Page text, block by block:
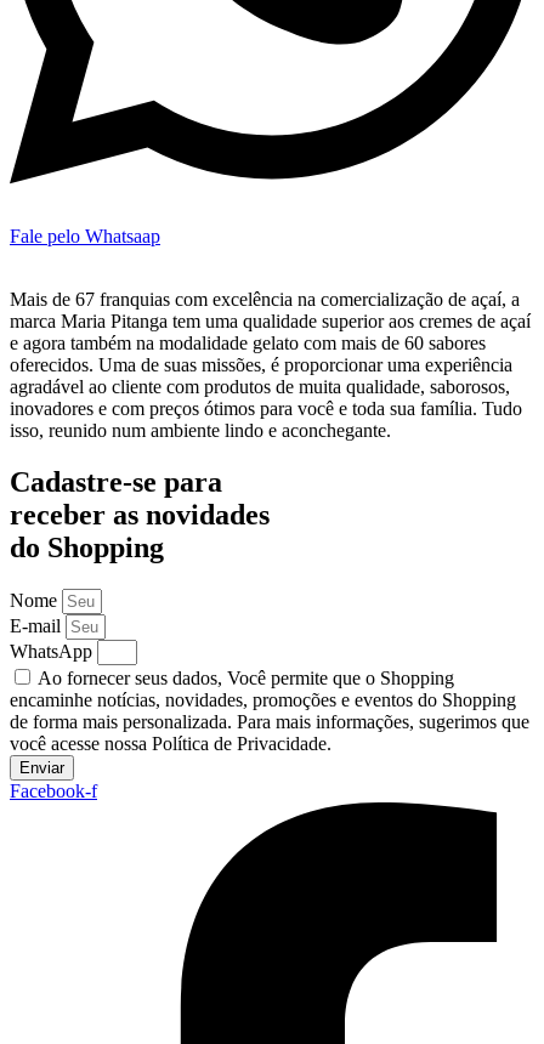
Fale pelo Whatsaap
Mais de 67 franquias com excelência na comercialização de açaí, a
marca Maria Pitanga tem uma qualidade superior aos cremes de açaí
e agora também na modalidade gelato com mais de 60 sabores
oferecidos. Uma de suas missões, é proporcionar uma experiência
agradável ao cliente com produtos de muita qualidade, saborosos,
inovadores e com preços ótimos para você e toda sua família. Tudo
isso, reunido num ambiente lindo e aconchegante.
Cadastre-se para
receber as novidades
do Shopping
Nome
E-mail
WhatsApp
Ao fornecer seus dados, Você permite que o Shopping
encaminhe notícias, novidades, promoções e eventos do Shopping
de forma mais personalizada. Para mais informações, sugerimos que
você acesse nossa Política de Privacidade.
Enviar
Facebook-f